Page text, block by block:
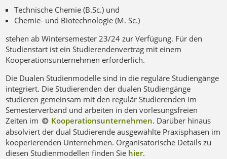
Technische Chemie (B.Sc.) und
Chemie- und Biotechnologie (M. Sc.)
stehen ab Wintersemester 23/24 zur Verfügung. Für den
Studienstart ist ein Studierendenvertrag mit einem
Kooperationsunternehmen erforderlich.
Die Dualen Studienmodelle sind in die reguläre Studiengänge
integriert. Die Studierenden der dualen Studiengänge
studieren gemeinsam mit den regulär Studierenden im
Semesterverband und arbeiten in den vorlesungsfreien
Zeiten im
Kooperationsunternehmen. Darüber hinaus
absolviert der dual Studierende ausgewählte Praxisphasen im
kooperierenden Unternehmen. Organisatorische Details zu
diesen Studienmodellen finden Sie hier.